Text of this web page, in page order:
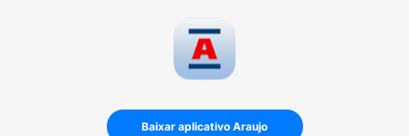
Baixar aplicativo Araujo